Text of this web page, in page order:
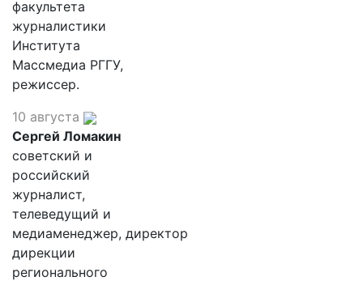
факультета
журналистики
Института
Массмедиа РГГУ,
режиссер.
10 августа
Сергей Ломакин
советский и
российский
журналист,
телеведущий и
медиаменеджер, директор
дирекции
регионального